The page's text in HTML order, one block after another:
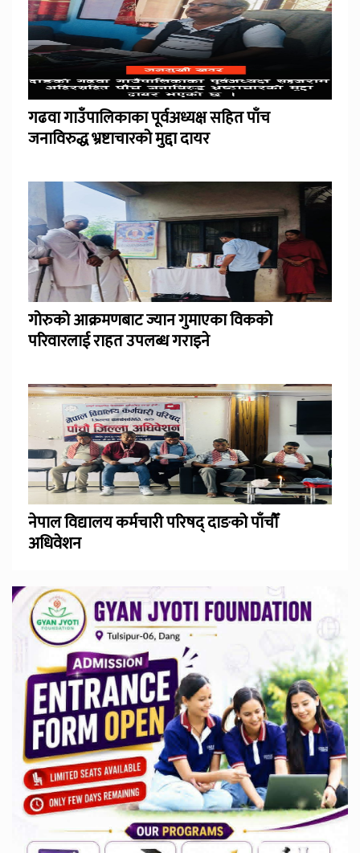
गढवा गाउँपालिकाका पूर्वअध्यक्ष सहित पाँच
जनाविरुद्ध भ्रष्टाचारको मुद्दा दायर
गोरुको आक्रमणबाट ज्यान गुमाएका विकको
परिवारलाई राहत उपलब्ध गराइने
नेपाल विद्यालय कर्मचारी परिषद् दाङको पाँचौँ
अधिवेशन